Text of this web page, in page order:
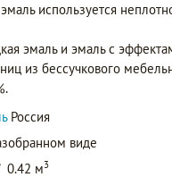
используется
эмаль и эмаль с
из бессучкового
Россия
виде
0.42 м3